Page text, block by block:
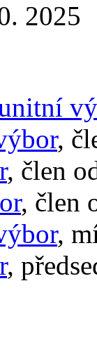
2025
,
, člen
, člen
,
,